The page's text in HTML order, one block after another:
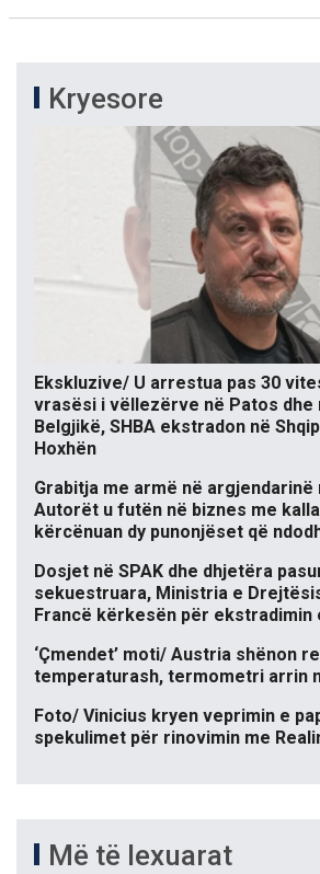
Kryesore
Ekskluzive/ U arrestua pas 30
vrasësi i vëllezërve në Patos dhe
Belgjikë, SHBA ekstradon në
Hoxhën
Grabitja me armë në argjendarinë
Autorët u futën në biznes me
kërcënuan dy punonjëset që
Dosjet në SPAK dhe dhjetëra
sekuestruara, Ministria e
Francë kërkesën për ekstradimin
‘Çmendet’ moti/ Austria shënon
temperaturash, termometri arrin
Foto/ Vinicius kryen veprimin e
spekulimet për rinovimin me
Më të lexuarat